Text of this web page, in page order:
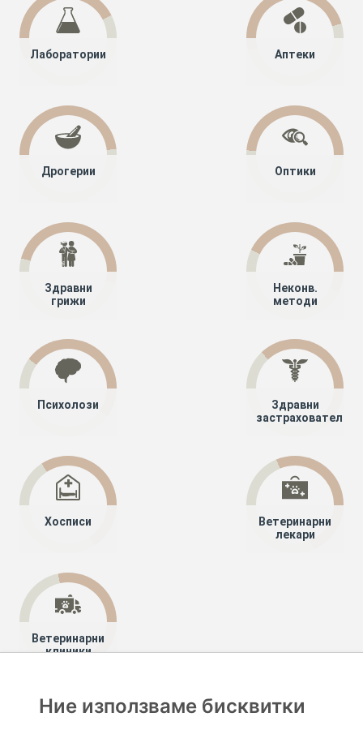
Лаборатории Аптеки
Дрогерии Оптики
Здравни
грижи
Неконв.
методи
Психолози
Здравни
застрахователи
Хосписи
Ветеринарни
лекари
Ветеринарни
клиники
Специалисти
Ние използваме бисквитки